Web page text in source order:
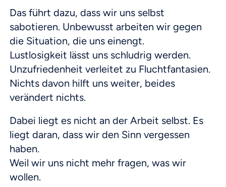
Das führt dazu, dass wir uns selbst
sabotieren. Unbewusst arbeiten wir gegen
die Situation, die uns einengt.
Lustlosigkeit lässt uns schludrig werden.
Unzufriedenheit verleitet zu Fluchtfantasien.
Nichts davon hilft uns weiter, beides
verändert nichts.
Dabei liegt es nicht an der Arbeit selbst. Es
liegt daran, dass wir den Sinn vergessen
haben.
Weil wir uns nicht mehr fragen, was wir
wollen.